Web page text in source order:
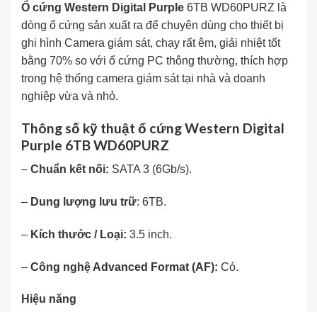
Ổ cứng Western Digital Purple 6TB WD60PURZ là
dòng ổ cứng sản xuất ra để chuyên dùng cho thiết bị
ghi hình Camera giám sát, chạy rất êm, giải nhiệt tốt
bằng 70% so với ổ cứng PC thông thường, thích hợp
trong hệ thống camera giám sát tại nhà và doanh
nghiệp vừa và nhỏ.
Thông số kỹ thuật ổ cứng Western Digital
Purple 6TB WD60PURZ
– Chuẩn kết nối: SATA 3 (6Gb/s).
– Dung lượng lưu trữ: 6TB.
– Kích thước / Loại: 3.5 inch.
– Công nghệ Advanced Format (AF): Có.
Hiệu năng